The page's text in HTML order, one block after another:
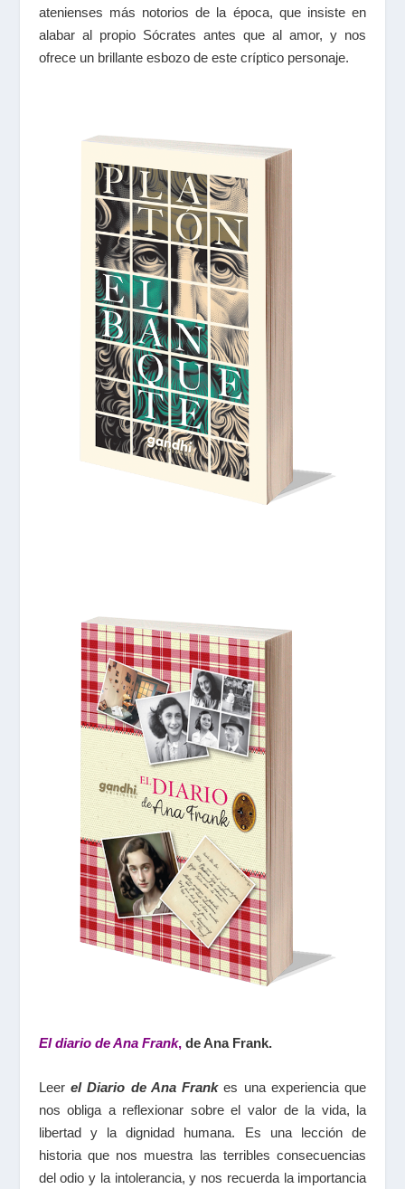
atenienses más notorios de la época, que insiste en
alabar al propio Sócrates antes que al amor, y nos
ofrece un brillante esbozo de este críptico personaje.
El diario de Ana Frank, de Ana Frank.
Leer el Diario de Ana Frankes una experiencia que
nos obliga a reflexionar sobre el valor de la vida, la
libertad y la dignidad humana. Es una lección de
historia que nos muestra las terribles consecuencias
del odio y la intolerancia, y nos recuerda la importancia